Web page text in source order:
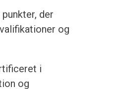
der
og
i
og